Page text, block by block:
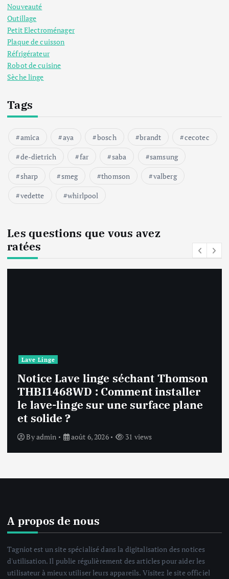
Nouveauté
Outillage
Petit Electroménager
Plaque de cuisson
Réfrigérateur
Robot de cuisine
Sèche linge
Tags
amica aya bosch brandt
cecotec
de-dietrich
far saba
samsung
sharp
smeg thomson
valberg
vedette
whirlpool
Les questions que vous avez
ratées
Lave linge séchant Thomson
: Comment installer
linge sur une surface plane
?
août 6, 2026 31 views
A propos de nous
Tagniot est un site spécialisé dans la digitalisation des notices
d'utilisation. Il publie régulièrement des articles pour aider les
utilisateur à mieux utiliser leurs appareils. Visitez le site officiel